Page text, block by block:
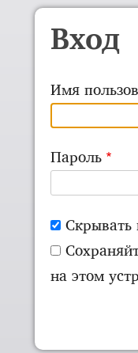
Skip to main content
Вход
Имя
Пароль
Скрывать
на этом